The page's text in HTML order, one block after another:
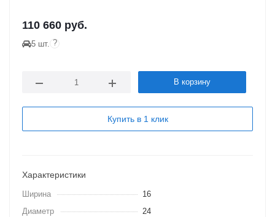
110 660 руб.
5 шт. ?
В корзину
Купить в 1 клик
Характеристики
Ширина
16
Диаметр
24